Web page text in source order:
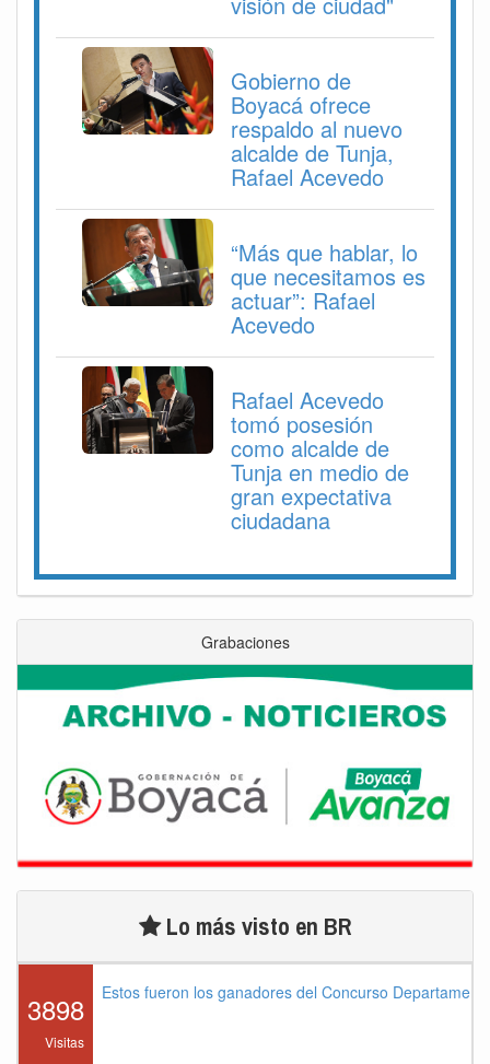
Gobierno de
Boyacá ofrece
respaldo al nuevo
alcalde de Tunja,
Rafael Acevedo
“Más que hablar, lo
que necesitamos es
actuar”: Rafael
Acevedo
Rafael Acevedo
tomó posesión
como alcalde de
Tunja en medio de
gran expectativa
ciudadana
Grabaciones
Lo más visto en BR
3898
Visitas
Estos fueron los ganadores del Concurso